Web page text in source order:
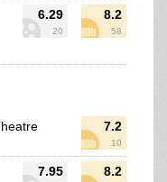
6.29
20
8.2
58
7.2
10
7.95 8.2